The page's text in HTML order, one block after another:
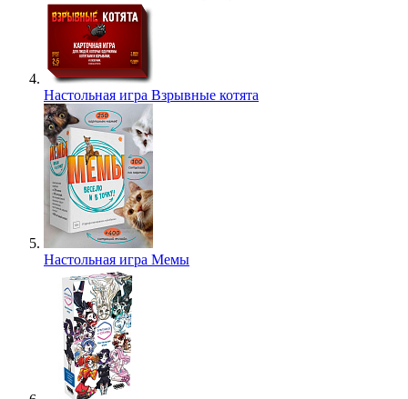
Настольная игра Взрывные котята
Настольная игра Мемы